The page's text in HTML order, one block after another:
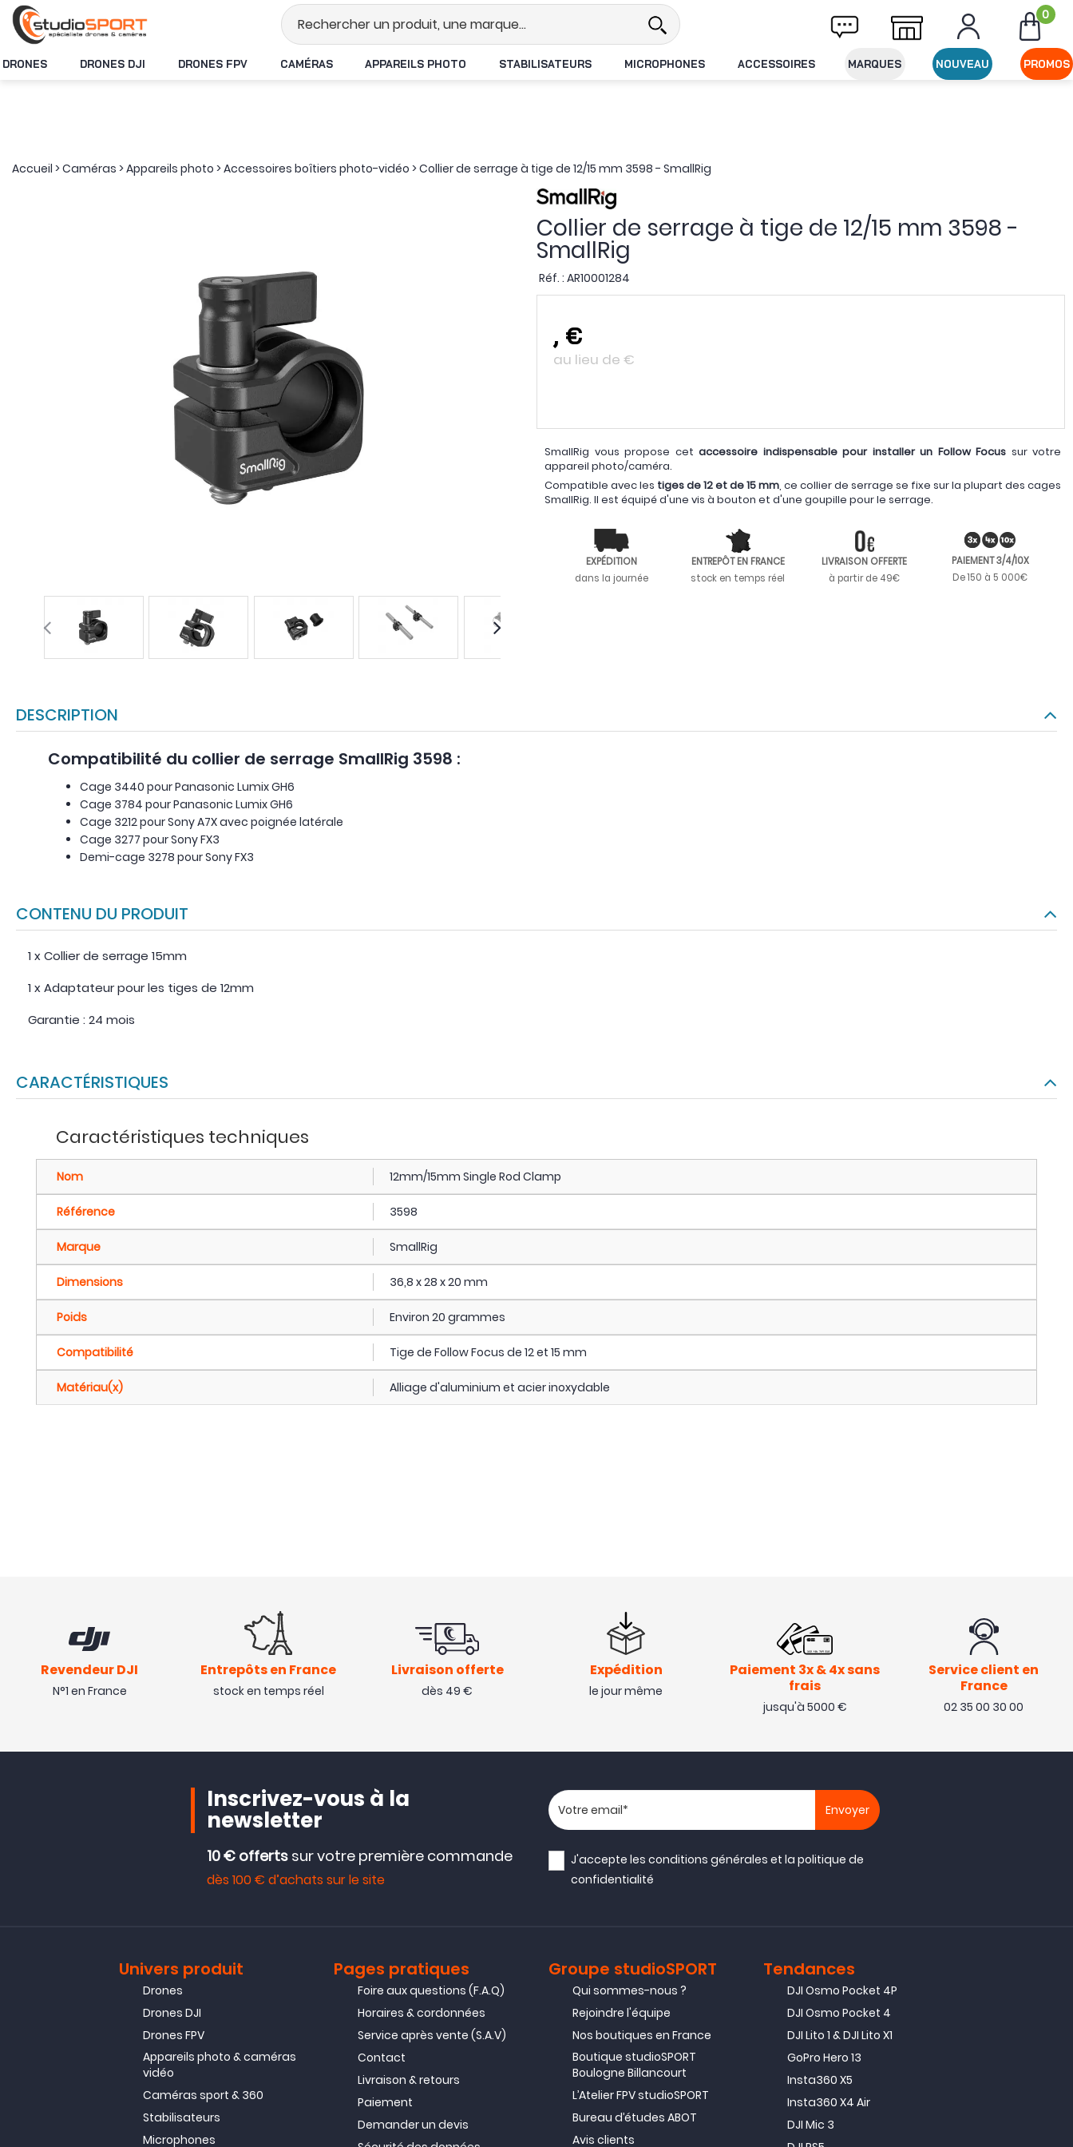
Stock en temps réel Livraison offerte dès 49€ d'achat 0
DRONES DRONES DJI DRONES FPV CAMÉRAS APPAREILS PHOTO STABILISATEURS MICROPHONES ACCESSOIRES MARQUES NOUVEAU PROMOS
Accueil >Caméras >Appareils photo >Accessoires boîtiers photo-vidéo >Collier de serrage à tige de 12/15 mm 3598 - SmallRig
Collier de serrage à tige de 12/15 mm 3598 -
SmallRig
Réf. : AR10001284
, €
au lieu de €
SmallRig vous propose cet accessoire indispensable pour installer un Follow Focus sur votre
appareil photo/caméra.
Compatible avec les tiges de 12 et de 15 mm, ce collier de serrage se fixe sur la plupart des cages
SmallRig. Il est équipé d'une vis à bouton et d'une goupille pour le serrage.
EXPÉDITION
dans la journée
ENTREPÔT EN FRANCE
stock en temps réel
LIVRAISON OFFERTE
à partir de 49€
PAIEMENT 3/4/10X
De 150 à 5 000€
DESCRIPTION
Compatibilité du collier de serrage SmallRig 3598 :
Cage 3440 pour Panasonic Lumix GH6
Cage 3784 pour Panasonic Lumix GH6
Cage 3212 pour Sony A7X avec poignée latérale
Cage 3277 pour Sony FX3
Demi-cage 3278 pour Sony FX3
CONTENU DU PRODUIT
1 x Collier de serrage 15mm
1 x Adaptateur pour les tiges de 12mm
Garantie : 24 mois
CARACTÉRISTIQUES
Caractéristiques techniques
Nom 12mm/15mm Single Rod Clamp
Référence 3598
Marque SmallRig
Dimensions 36,8 x 28 x 20 mm
Poids Environ 20 grammes
Compatibilité Tige de Follow Focus de 12 et 15 mm
Matériau(x) Alliage d'aluminium et acier inoxydable
Revendeur DJI
N°1 en France
Entrepôts en France
stock en temps réel
Livraison offerte
dès 49 €
Expédition
le jour même
Paiement 3x & 4x sans
frais
jusqu'à 5000 €
Service client en
France
02 35 00 30 00
Inscrivez-vous à la
newsletter
10 € offerts sur votre première commande
dès 100 € d’achats sur le site
Votre adresse email
J'accepte lesconditions générales et lapolitique de
confidentialité
Univers produit
Drones
Drones DJI
Drones FPV
Appareils photo & caméras
vidéo
Caméras sport & 360
Stabilisateurs
Microphones
Pages pratiques
Foire aux questions (F.A.Q)
Horaires & cordonnées
Service après vente (S.A.V)
Contact
Livraison & retours
Paiement
Demander un devis
Groupe studioSPORT
Qui sommes-nous ?
Rejoindre l'équipe
Nos boutiques en France
Boutique studioSPORT
Boulogne Billancourt
L’Atelier FPV studioSPORT
Bureau d’études ABOT
Avis clients
Tendances
DJI Osmo Pocket 4P
DJI Osmo Pocket 4
DJI Lito 1 & DJI Lito X1
GoPro Hero 13
Insta360 X5
Insta360 X4 Air
DJI Mic 3